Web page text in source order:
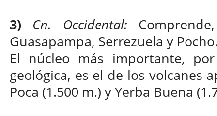
3)
Cn. Occidental:
Guasapampa, Serrezuela y
El núcleo más importante,
geológica, es el de los volcanes
Poca (1.500 m.) y Yerba Buena